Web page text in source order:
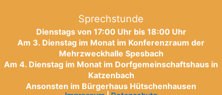
Sprechstunde
Dienstags von 17:00 Uhr bis 18:00 Uhr
Am 3. Dienstag im Monat im Konferenzraum der
Mehrzweckhalle Spesbach
Am 4. Dienstag im Monat im Dorfgemeinschaftshaus in
Katzenbach
Ansonsten im Bürgerhaus Hütschenhausen